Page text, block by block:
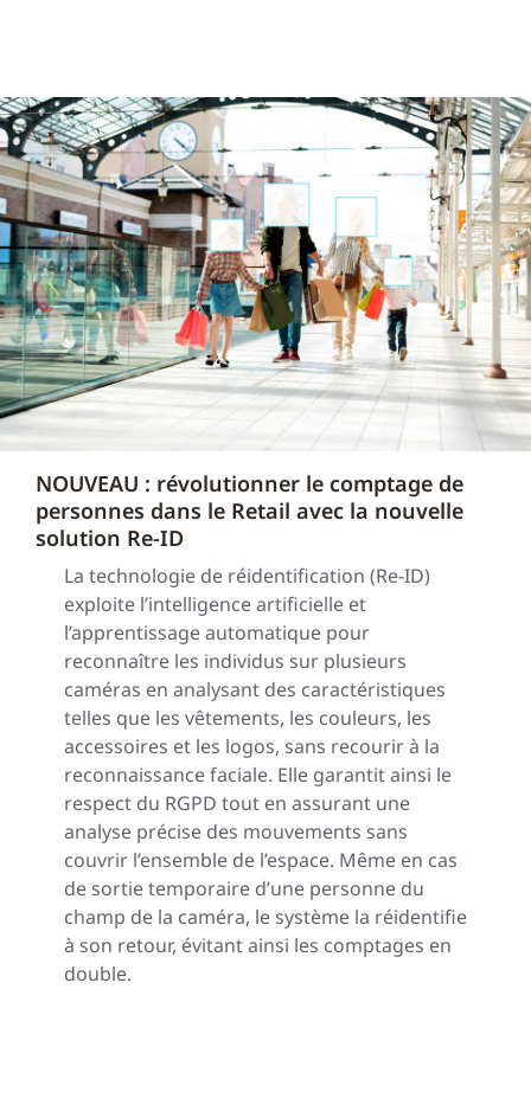
NOUVEAU : révolutionner le comptage de
personnes dans le Retail avec la nouvelle
solution Re-ID
La technologie de réidentification (Re-ID)
exploite l’intelligence artificielle et
l’apprentissage automatique pour
reconnaître les individus sur plusieurs
caméras en analysant des caractéristiques
telles que les vêtements, les couleurs, les
accessoires et les logos, sans recourir à la
reconnaissance faciale. Elle garantit ainsi le
respect du RGPD tout en assurant une
analyse précise des mouvements sans
couvrir l’ensemble de l’espace. Même en cas
de sortie temporaire d’une personne du
champ de la caméra, le système la réidentifie
à son retour, évitant ainsi les comptages en
double.